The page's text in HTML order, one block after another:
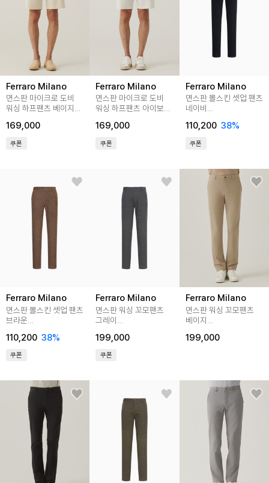
Ferraro Milano
면스판 마이크로 도비
워싱 하프팬츠 베이지
169,000
쿠폰
Ferraro Milano
면스판 마이크로 도비
워싱 하프팬츠 아이보리
169,000
쿠폰
Ferraro Milano
면스판 몰스킨 셋업 팬츠
네이비
110,200 38%
쿠폰
Ferraro Milano
면스판 몰스킨 셋업 팬츠
브라운
110,200 38%
쿠폰
Ferraro Milano
면스판 워싱 꼬모팬츠
그레이
199,000
쿠폰
Ferraro Milano
면스판 워싱 꼬모팬츠
베이지
199,000